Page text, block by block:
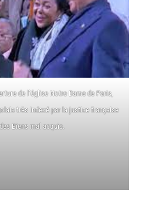
de l’église Notre Dame de Paris,
très indexé par la justice française
Biens mal acquis.